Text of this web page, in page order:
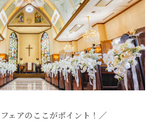
ェアのここがポイント！／